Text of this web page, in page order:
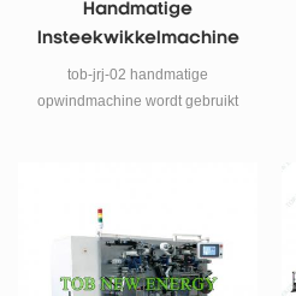
Handmatige
Insteekwikkelmachine
Voor Lithiumbatterij
tob-jrj-02 handmatige
opwindmachine wordt gebruikt
onderzoek naar li-
ionbatterijcellen.